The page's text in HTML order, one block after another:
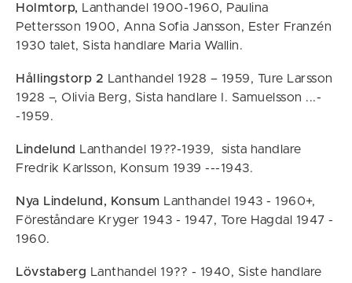
Holmtorp, Lanthandel 1900-1960, Paulina
Pettersson 1900, Anna Sofia Jansson, Ester Franzén
1930 talet, Sista handlare Maria Wallin.
Hållingstorp 2 Lanthandel 1928 – 1959, Ture Larsson
1928 –, Olivia Berg, Sista handlare I. Samuelsson ...-
-1959.
Lindelund
Lanthandel 19??-1939, sista handlare
Fredrik Karlsson, Konsum 1939 ---1943.
Nya Lindelund, Konsum Lanthandel 1943 - 1960+,
Föreståndare Kryger 1943 - 1947, Tore Hagdal 1947 -
1960.
Lövstaberg Lanthandel 19?? - 1940, Siste handlare